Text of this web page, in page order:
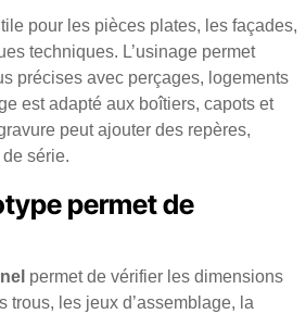
pour les pièces plates, les façades,
techniques. L’usinage permet
précises avec perçages, logements
est adapté aux boîtiers, capots et
peut ajouter des repères,
série.
permet de
permet de vérifier les dimensions
trous, les jeux d’assemblage, la